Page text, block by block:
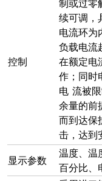
炉口与装
上下均有
台的关闭
装料台
采用刚玉
5-30s
50kg
电动机械
冷却结构
双层炉壳
保修范围及
期限
电炉免费